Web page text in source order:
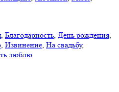
, Благодарность, День рождения,
, Извинение, На свадьбу,
люблю